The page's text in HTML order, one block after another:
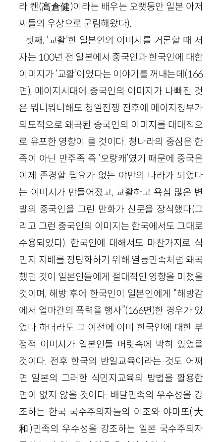
라 켄(高倉健)이라는 배우는 오랫동안 일본 아저
씨들의 우상으로 군림해왔다).
셋째, ‘교활’한 일본인의 이미지를 거론할 때 저
자는 100년 전 일본에서 중국인과 한국인에 대한
이미지가 ‘교활’이었다는 이야기를 꺼내는데(166
면), 메이지시대에 중국인의 이미지가 나빠진 것
은 뭐니뭐니해도 청일전쟁 전후에 메이지정부가
의도적으로 왜곡된 중국인의 이미지를 대대적으
로 유포한 영향이 클 것이다. 청나라의 중심은 한
족이 아닌 만주족 즉 ‘오랑캐’였기 때문에 중국은
이제 존경할 필요가 없는 야만의 나라가 되었다
는 이미지가 만들어졌고, 교활하고 욕심 많은 변
발의 중국인을 그린 만화가 신문을 장식했다(그
리고 그런 중국인의 이미지는 한국에서도 그대로
수용되었다). 한국인에 대해서도 마찬가지로 식
민지 지배를 정당화하기 위해 열등민족처럼 왜곡
했던 것이 일본인들에게 절대적인 영향을 미쳤을
것이며, 해방 후에 한국인이 일본인에게 “해방감
에서 얼마간의 폭력을 행사”(166면)한 경우가 있
었다 하더라도 그 이전에 이미 한국인에 대한 부
정적 이미지가 일본인들 머릿속에 박혀 있었을
것이다. 전후 한국의 반일교육이라는 것도 어쩌
면 일본의 그러한 식민지교육의 방법을 활용한
면이 없지 않을 것이다. 배달민족의 우수성을 강
조하는 한국 국수주의자들의 어조와 야마또(大
和)민족의 우수성을 강조하는 일본 국수주의자